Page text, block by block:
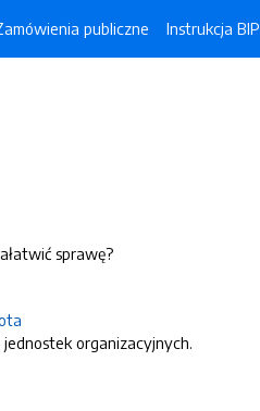
publiczne Instrukcja BIP
sprawę?
jednostek organizacyjnych.